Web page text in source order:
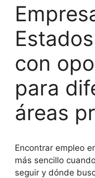
con
para
áreas
Encontrar empleo
más sencillo
seguir y dónde